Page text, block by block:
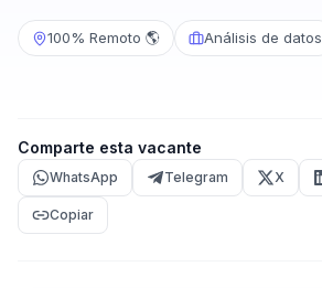
100% Remoto 🌎 Análisis de datos
Comparte esta vacante
WhatsApp Telegram X
Copiar